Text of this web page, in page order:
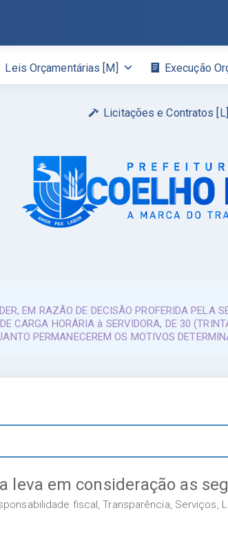
Leis Orçamentárias [M] Execução
Licitações e Contratos [L]
EM RAZÃO DE DECISÃO PROFERIDA PELA
CARGA HORÁRIA à SERVIDORA, DE 30
PERMANECEREM OS MOTIVOS
leva em consideração as
fiscal, Transparência, Serviços,